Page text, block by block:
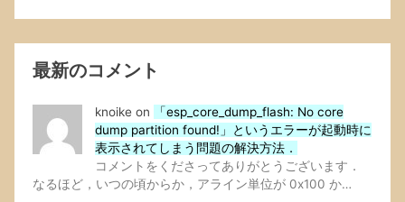
最新のコメント
knoike on
「esp_core_dump_flash: No core
dump partition found!」というエラーが起動時に
表示されてしまう問題の解決方法．
コメントをくださってありがとうございます．
なるほど，いつの頃からか，アライン単位が 0x100 か…